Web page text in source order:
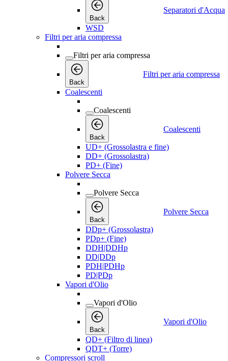
Back
Separatori d'Acqua
WSD
Filtri per aria compressa
Filtri per aria compressa
Back
Filtri per aria compressa
Coalescenti
Coalescenti
Back
Coalescenti
UD+ (Grossolastra e fine)
DD+ (Grossolastra)
PD+ (Fine)
Polvere Secca
Polvere Secca
Back
Polvere Secca
DDp+ (Grossolastra)
PDp+ (Fine)
DDH|DDHp
DD|DDp
PDH|PDHp
PD|PDp
Vapori d'Olio
Vapori d'Olio
Back
Vapori d'Olio
QD+ (Filtro di linea)
QDT+ (Torre)
Compressori scroll